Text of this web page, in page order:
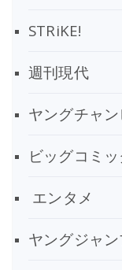
STRiKE!
週刊現代
ヤングチャ
ビッグコミ
エンタメ
ヤングジャ